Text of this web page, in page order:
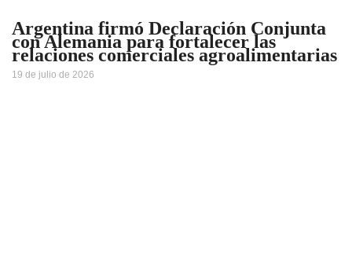
Argentina firmó Declaración Conjunta
con Alemania para fortalecer las
relaciones comerciales agroalimentarias
19 de julio de 2026